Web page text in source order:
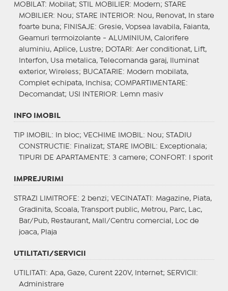
MOBILAT : Mobilat; STIL MOBILIER: Modern; STARE
MOBILIER: Nou; STARE INTERIOR: Nou, Renovat, In stare
foarte buna; FINISAJE : Gresie, Vopsea lavabila, Faianta,
Geamuri termoizolante - ALUMINIUM, Calorifere
aluminiu, Aplice, Lustre;
DOTARI : Aer conditionat, Lift,
Interfon, Usa metalica, Telecomanda garaj, Iluminat
exterior, Wireless; BUCATARIE : Modern mobilata,
Complet echipata, Inchisa; COMPARTIMENTARE :
Decomandat; USI INTERIOR: Lemn masiv
INFO IMOBIL
TIP IMOBIL : In bloc; VECHIME IMOBIL : Nou; STADIU
CONSTRUCTIE : Finalizat; STARE IMOBIL : Exceptionala;
TIPURI DE APARTAMENTE : 3 camere; CONFORT : I sporit
IMPREJURIMI
STRAZI LIMITROFE : 2 benzi; VECINATATI : Magazine, Piata,
Gradinita, Scoala, Transport public, Metrou, Parc, Lac,
Bar/Pub, Restaurant, Mall/Centru comercial, Loc de
joaca, Plaja
UTILITATI/SERVICII
UTILITATI : Apa, Gaze, Curent 220V, Internet; SERVICII :
Administrare